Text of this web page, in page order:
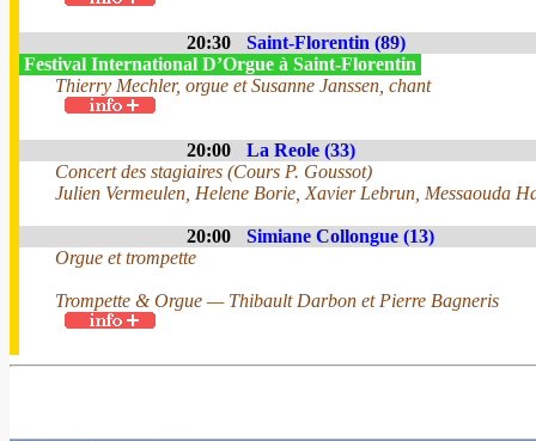
20:30
Saint-Florentin (89)
Festival International D’Orgue à Saint-Florentin
Thierry Mechler, orgue et Susanne Janssen, chant
20:00
La Reole (33)
Concert des stagiaires (Cours P. Goussot)
Julien Vermeulen, Helene Borie, Xavier Lebrun, Messaouda
20:00
Simiane Collongue (13)
Orgue et trompette
Trompette & Orgue — Thibault Darbon et Pierre Bagneris